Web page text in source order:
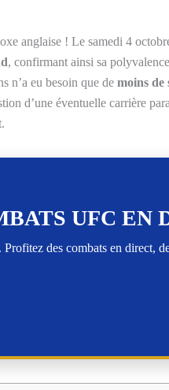
anglaise ! Le samedi 4
, confirmant ainsi sa
n’a eu besoin que de moins de
d’une éventuelle carrière
UFC EN
des combats en direct,